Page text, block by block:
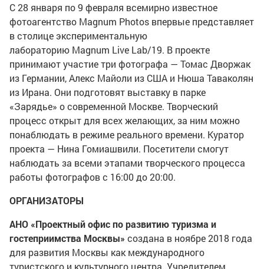
С 28 января по 9 февраля всемирно известное
фотоагентство Magnum Photos впервые представляет
в столице экспериментальную
лабораторию Magnum Live Lab/19. В проекте
принимают участие три фотографа — Томас Дворжак
из Германии, Алекс Майоли из США и Нюша Таваколян
из Ирана. Они подготовят выставку в парке
«Зарядье» о современной Москве. Творческий
процесс открыт для всех желающих, за ним можно
понаблюдать в режиме реального времени. Куратор
проекта — Нина Гомиашвили. Посетители смогут
наблюдать за всеми этапами творческого процесса
работы фотографов с 16:00 до 20:00.
ОРГАНИЗАТОРЫ
АНО «Проектный офис по развитию туризма и
гостеприимства Москвы» создана в ноябре 2018 года
для развития Москвы как международного
туристского и культурного центра. Учредителем